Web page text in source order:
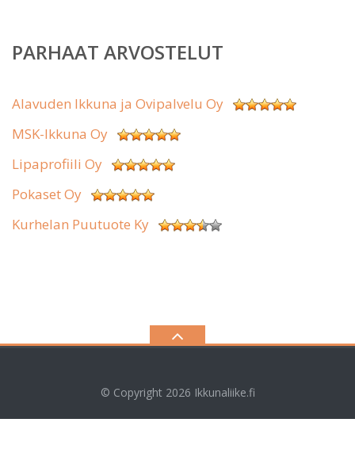
PARHAAT ARVOSTELUT
Alavuden Ikkuna ja Ovipalvelu Oy
MSK-Ikkuna Oy
Lipaprofiili Oy
Pokaset Oy
Kurhelan Puutuote Ky
© Copyright 2026 Ikkunaliike.fi